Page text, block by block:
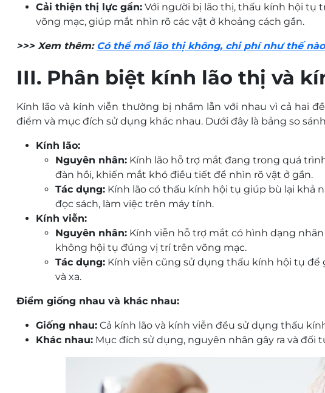
Cải thiện thị lực gần: Với người bị lão thị, thấu kính hội tụ
võng mạc, giúp mắt nhìn rõ các vật ở khoảng cách gần.
>>> Xem thêm: Có thể mổ lão thị không, chi phí như thế
III. Phân biệt kính lão thị và
Kính lão và kính viễn thường bị nhầm lẫn với nhau vì cả hai
điểm và mục đích sử dụng khác nhau. Dưới đây là bảng so
Kính lão:
Nguyên nhân: Kính lão hỗ trợ mắt đang trong quá
đàn hồi, khiến mắt khó điều tiết để nhìn rõ vật ở gần.
Tác dụng: Kính lão có thấu kính hội tụ giúp bù lại khả
đọc sách, làm việc trên máy tính.
Kính viễn:
Nguyên nhân: Kính viễn hỗ trợ mắt có hình dạng
không hội tụ đúng vị trí trên võng mạc.
Tác dụng: Kính viễn cũng sử dụng thấu kính hội tụ để
và xa.
Điểm giống nhau và khác nhau:
Giống nhau: Cả kính lão và kính viễn đều sử dụng thấu
Khác nhau: Mục đích sử dụng, nguyên nhân gây ra và đối